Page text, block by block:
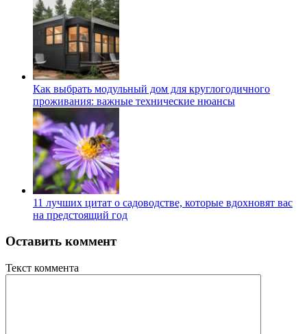
Как выбрать модульный дом для круглогодичного
проживания: важные технические нюансы
11 лучших цитат о садоводстве, которые вдохновят вас
на предстоящий год
Оставить коммент
Текст коммента